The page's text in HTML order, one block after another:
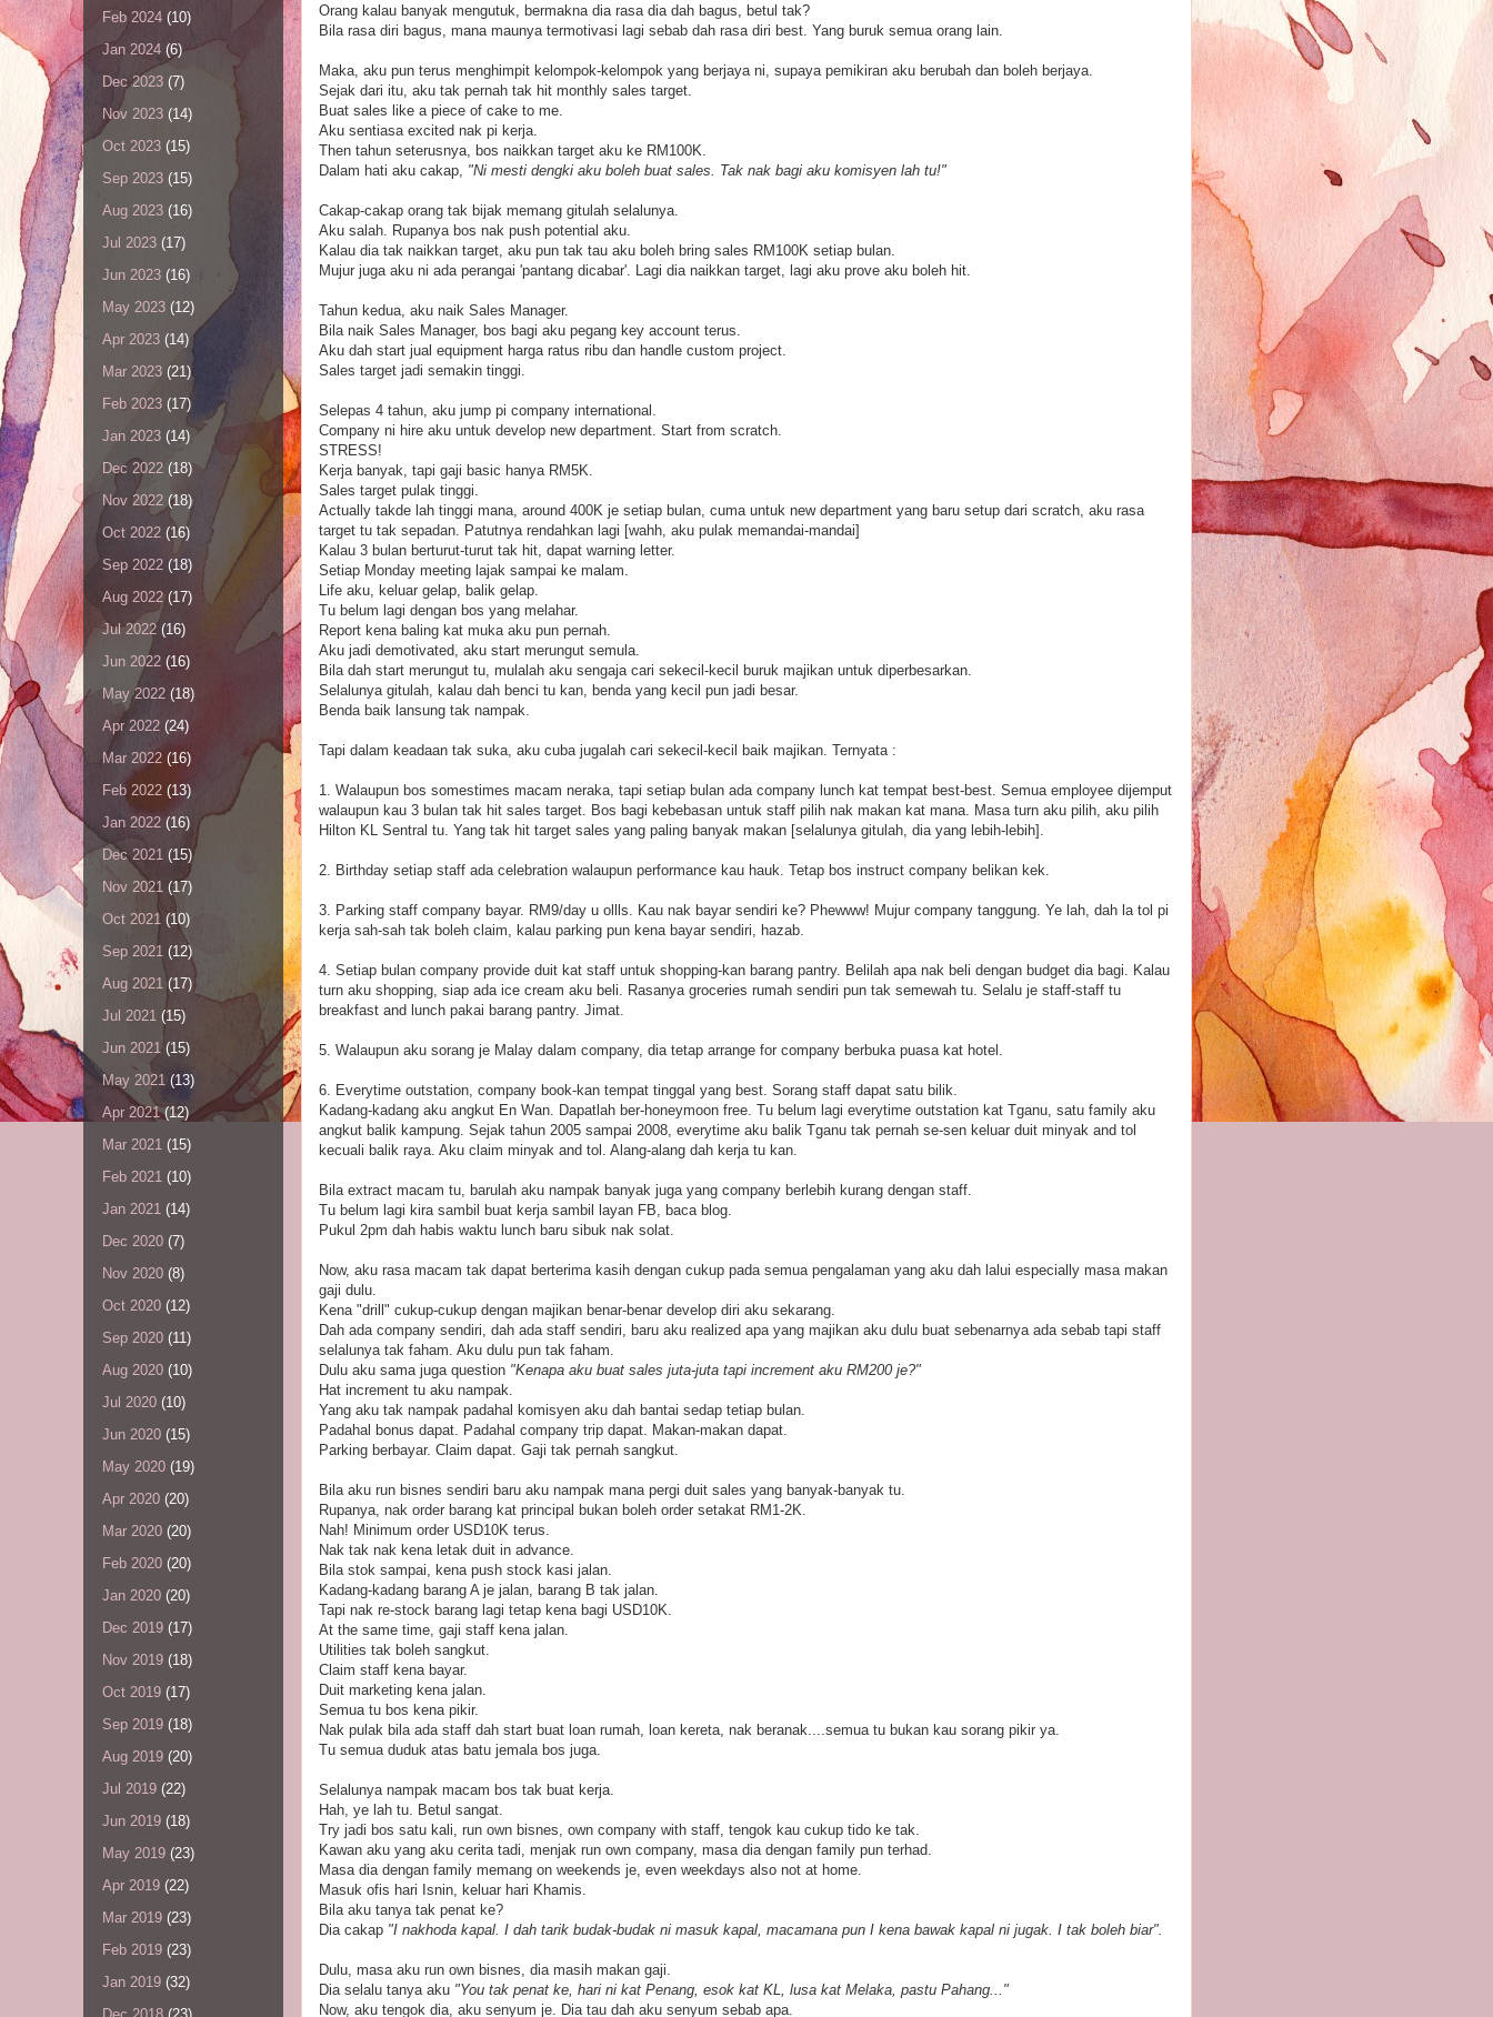
Orang kalau banyak mengutuk, bermakna dia rasa dia dah bagus, betul tak?
Bila rasa diri bagus, mana maunya termotivasi lagi sebab dah rasa diri best. Yang buruk semua orang lain.
Maka, aku pun terus menghimpit kelompok-kelompok yang berjaya ni, supaya pemikiran aku berubah dan boleh berjaya.
Sejak dari itu, aku tak pernah tak hit monthly sales target.
Buat sales like a piece of cake to me.
Aku sentiasa excited nak pi kerja.
Then tahun seterusnya, bos naikkan target aku ke RM100K.
Dalam hati aku cakap, "Ni mesti dengki aku boleh buat sales. Tak nak bagi aku komisyen lah tu!"
Cakap-cakap orang tak bijak memang gitulah selalunya.
Aku salah. Rupanya bos nak push potential aku.
Kalau dia tak naikkan target, aku pun tak tau aku boleh bring sales RM100K setiap bulan.
Mujur juga aku ni ada perangai 'pantang dicabar'. Lagi dia naikkan target, lagi aku prove aku boleh hit.
Tahun kedua, aku naik Sales Manager.
Bila naik Sales Manager, bos bagi aku pegang key account terus.
Aku dah start jual equipment harga ratus ribu dan handle custom project.
Sales target jadi semakin tinggi.
Selepas 4 tahun, aku jump pi company international.
Company ni hire aku untuk develop new department. Start from scratch.
STRESS!
Kerja banyak, tapi gaji basic hanya RM5K.
Sales target pulak tinggi.
Actually takde lah tinggi mana, around 400K je setiap bulan, cuma untuk new department yang baru setup dari scratch, aku rasa
target tu tak sepadan. Patutnya rendahkan lagi [wahh, aku pulak memandai-mandai]
Kalau 3 bulan berturut-turut tak hit, dapat warning letter.
Setiap Monday meeting lajak sampai ke malam.
Life aku, keluar gelap, balik gelap.
Tu belum lagi dengan bos yang melahar.
Report kena baling kat muka aku pun pernah.
Aku jadi demotivated, aku start merungut semula.
Bila dah start merungut tu, mulalah aku sengaja cari sekecil-kecil buruk majikan untuk diperbesarkan.
Selalunya gitulah, kalau dah benci tu kan, benda yang kecil pun jadi besar.
Benda baik lansung tak nampak.
Tapi dalam keadaan tak suka, aku cuba jugalah cari sekecil-kecil baik majikan. Ternyata :
1. Walaupun bos somestimes macam neraka, tapi setiap bulan ada company lunch kat tempat best-best. Semua employee dijemput
walaupun kau 3 bulan tak hit sales target. Bos bagi kebebasan untuk staff pilih nak makan kat mana. Masa turn aku pilih, aku pilih
Hilton KL Sentral tu. Yang tak hit target sales yang paling banyak makan [selalunya gitulah, dia yang lebih-lebih].
2. Birthday setiap staff ada celebration walaupun performance kau hauk. Tetap bos instruct company belikan kek.
3. Parking staff company bayar. RM9/day u ollls. Kau nak bayar sendiri ke? Phewww! Mujur company tanggung. Ye lah, dah la tol pi
kerja sah-sah tak boleh claim, kalau parking pun kena bayar sendiri, hazab.
4. Setiap bulan company provide duit kat staff untuk shopping-kan barang pantry. Belilah apa nak beli dengan budget dia bagi. Kalau
turn aku shopping, siap ada ice cream aku beli. Rasanya groceries rumah sendiri pun tak semewah tu. Selalu je staff-staff tu
breakfast and lunch pakai barang pantry. Jimat.
5. Walaupun aku sorang je Malay dalam company, dia tetap arrange for company berbuka puasa kat hotel.
6. Everytime outstation, company book-kan tempat tinggal yang best. Sorang staff dapat satu bilik.
Kadang-kadang aku angkut En Wan. Dapatlah ber-honeymoon free. Tu belum lagi everytime outstation kat Tganu, satu family aku
angkut balik kampung. Sejak tahun 2005 sampai 2008, everytime aku balik Tganu tak pernah se-sen keluar duit minyak and tol
kecuali balik raya. Aku claim minyak and tol. Alang-alang dah kerja tu kan.
Bila extract macam tu, barulah aku nampak banyak juga yang company berlebih kurang dengan staff.
Tu belum lagi kira sambil buat kerja sambil layan FB, baca blog.
Pukul 2pm dah habis waktu lunch baru sibuk nak solat.
Now, aku rasa macam tak dapat berterima kasih dengan cukup pada semua pengalaman yang aku dah lalui especially masa makan
gaji dulu.
Kena "drill" cukup-cukup dengan majikan benar-benar develop diri aku sekarang.
Dah ada company sendiri, dah ada staff sendiri, baru aku realized apa yang majikan aku dulu buat sebenarnya ada sebab tapi staff
selalunya tak faham. Aku dulu pun tak faham.
Dulu aku sama juga question "Kenapa aku buat sales juta-juta tapi increment aku RM200 je?"
Hat increment tu aku nampak.
Yang aku tak nampak padahal komisyen aku dah bantai sedap tetiap bulan.
Padahal bonus dapat. Padahal company trip dapat. Makan-makan dapat.
Parking berbayar. Claim dapat. Gaji tak pernah sangkut.
Bila aku run bisnes sendiri baru aku nampak mana pergi duit sales yang banyak-banyak tu.
Rupanya, nak order barang kat principal bukan boleh order setakat RM1-2K.
Nah! Minimum order USD10K terus.
Nak tak nak kena letak duit in advance.
Bila stok sampai, kena push stock kasi jalan.
Kadang-kadang barang A je jalan, barang B tak jalan.
Tapi nak re-stock barang lagi tetap kena bagi USD10K.
At the same time, gaji staff kena jalan.
Utilities tak boleh sangkut.
Claim staff kena bayar.
Duit marketing kena jalan.
Semua tu bos kena pikir.
Nak pulak bila ada staff dah start buat loan rumah, loan kereta, nak beranak....semua tu bukan kau sorang pikir ya.
Tu semua duduk atas batu jemala bos juga.
Selalunya nampak macam bos tak buat kerja.
Hah, ye lah tu. Betul sangat.
Try jadi bos satu kali, run own bisnes, own company with staff, tengok kau cukup tido ke tak.
Kawan aku yang aku cerita tadi, menjak run own company, masa dia dengan family pun terhad.
Masa dia dengan family memang on weekends je, even weekdays also not at home.
Masuk ofis hari Isnin, keluar hari Khamis.
Bila aku tanya tak penat ke?
Dia cakap "I nakhoda kapal. I dah tarik budak-budak ni masuk kapal, macamana pun I kena bawak kapal ni jugak. I tak boleh biar".
Dulu, masa aku run own bisnes, dia masih makan gaji.
Dia selalu tanya aku "You tak penat ke, hari ni kat Penang, esok kat KL, lusa kat Melaka, pastu Pahang..."
Now, aku tengok dia, aku senyum je. Dia tau dah aku senyum sebab apa.
Feb 2024 (10)
Jan 2024 (6)
Dec 2023 (7)
Nov 2023 (14)
Oct 2023 (15)
Sep 2023 (15)
Aug 2023 (16)
Jul 2023 (17)
Jun 2023 (16)
May 2023 (12)
Apr 2023 (14)
Mar 2023 (21)
Feb 2023 (17)
Jan 2023 (14)
Dec 2022 (18)
Nov 2022 (18)
Oct 2022 (16)
Sep 2022 (18)
Aug 2022 (17)
Jul 2022 (16)
Jun 2022 (16)
May 2022 (18)
Apr 2022 (24)
Mar 2022 (16)
Feb 2022 (13)
Jan 2022 (16)
Dec 2021 (15)
Nov 2021 (17)
Oct 2021 (10)
Sep 2021 (12)
Aug 2021 (17)
Jul 2021 (15)
Jun 2021(15)
May 2021 (13)
Apr 2021(12)
Mar 2021 (15)
Feb 2021 (10)
Jan 2021 (14)
Dec 2020 (7)
Nov 2020 (8)
Oct 2020 (12)
Sep 2020 (11)
Aug 2020 (10)
Jul 2020 (10)
Jun 2020 (15)
May 2020 (19)
Apr 2020 (20)
Mar 2020 (20)
Feb 2020 (20)
Jan 2020 (20)
Dec 2019 (17)
Nov 2019 (18)
Oct 2019 (17)
Sep 2019 (18)
Aug 2019 (20)
Jul 2019 (22)
Jun 2019 (18)
May 2019 (23)
Apr 2019 (22)
Mar 2019 (23)
Feb 2019 (23)
Jan 2019 (32)